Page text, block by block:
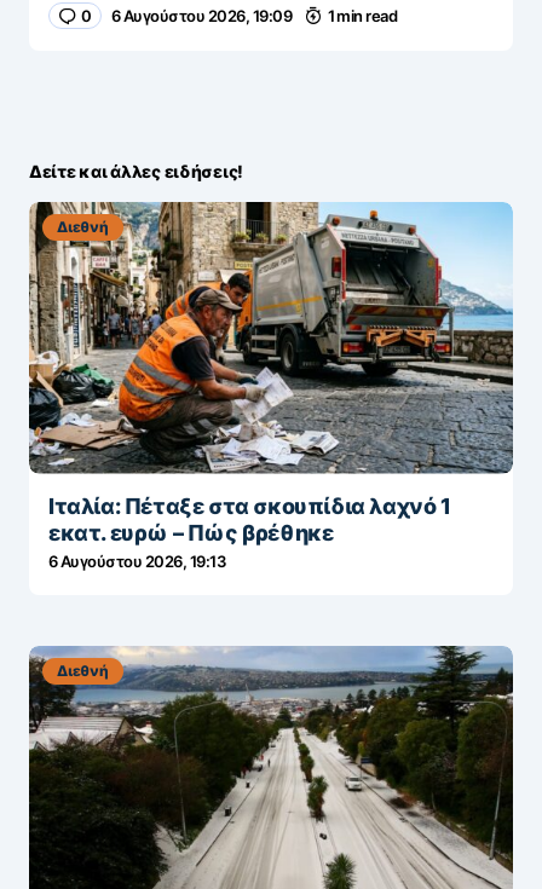
0 6 Αυγούστου 2026, 19:09 1 min read
Δείτε και άλλες ειδήσεις!
Διεθνή
Ιταλία: Πέταξε στα σκουπίδια λαχνό 1
εκατ. ευρώ – Πώς βρέθηκε
6 Αυγούστου 2026, 19:13
Διεθνή